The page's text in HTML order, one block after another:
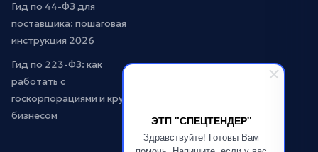
ЭТП "СПЕЦТЕНДЕР"
Здравствуйте! Готовы Вам
Гид по 44-ФЗ для
поставщика: пошаговая
инструкция 2026
Гид по 223-ФЗ: как
работать с
госкорпорациями и крупным
бизнесом